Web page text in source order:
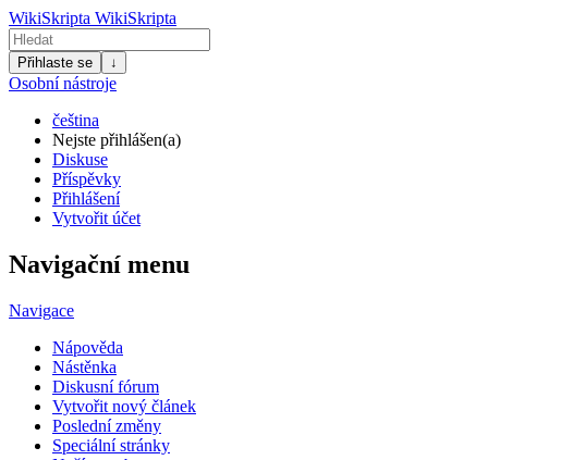
WikiSkripta WikiSkripta
Přihlaste se ↓
Osobní nástroje
čeština
Nejste přihlášen(a)
Diskuse
Příspěvky
Přihlášení
Vytvořit účet
Navigační menu
Navigace
Nápověda
Nástěnka
Diskusní fórum
Vytvořit nový článek
Poslední změny
Speciální stránky